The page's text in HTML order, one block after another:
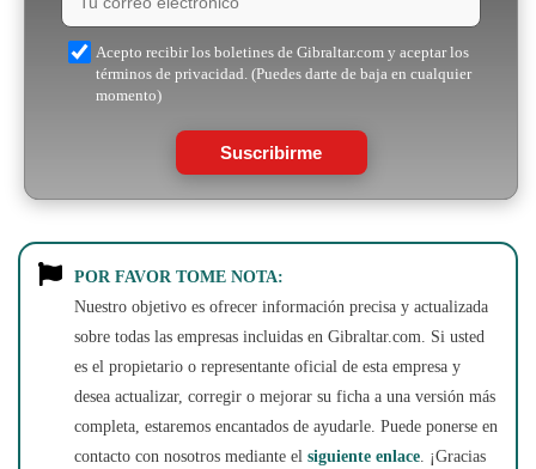
Acepto recibir los boletines de Gibraltar.com y aceptar los
términos de privacidad. (Puedes darte de baja en cualquier
momento)
Suscribirme
POR FAVOR TOME NOTA:
Nuestro objetivo es ofrecer información precisa y actualizada
sobre todas las empresas incluidas en Gibraltar.com. Si usted
es el propietario o representante oficial de esta empresa y
desea actualizar, corregir o mejorar su ficha a una versión más
completa, estaremos encantados de ayudarle. Puede ponerse en
contacto con nosotros mediante el siguiente enlace. ¡Gracias